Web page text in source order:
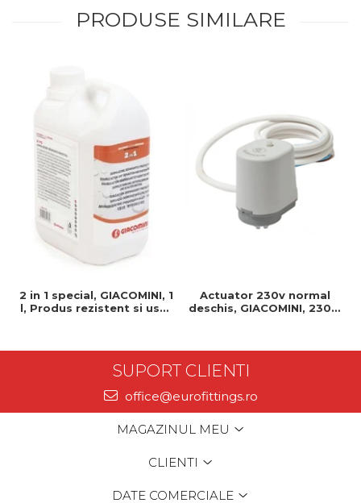
PRODUSE SIMILARE
2 in 1 special, GIACOMINI, 1
l, Produs rezistent si usor
Actuator 230v normal
deschis, GIACOMINI, 230v,
SUPORT CLIENTI
office@eurofittings.ro
MAGAZINUL MEU
CLIENTI
DATE COMERCIALE